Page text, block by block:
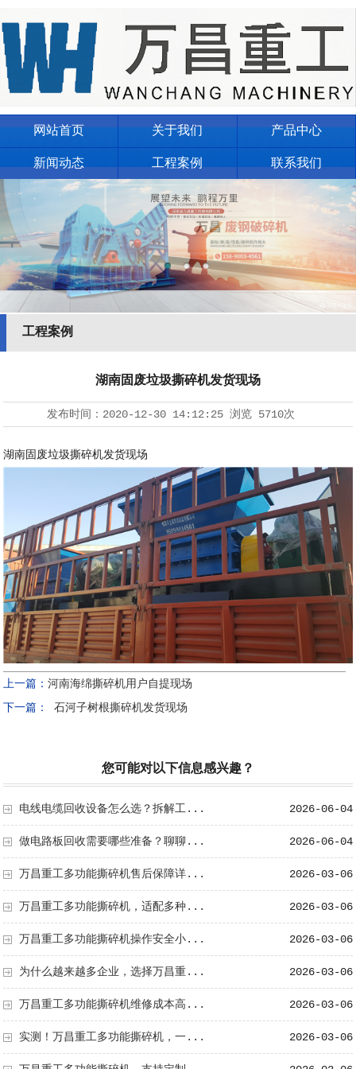
网站首页 关于我们 产品中心
新闻动态 工程案例 联系我们
工程案例
湖南固废垃圾撕碎机发货现场
发布时间： 2020-12-30 14:12:25浏览 5710次
湖南固废垃圾撕碎机发货现场
上一篇：河南海绵撕碎机用户自提现场
下一篇：
石河子树根撕碎机发货现场
您可能对以下信息感兴趣？
2026-06-04
电线电缆回收设备怎么选？拆解工...
2026-06-04
做电路板回收需要哪些准备？聊聊...
2026-03-06
万昌重工多功能撕碎机售后保障详...
2026-03-06
万昌重工多功能撕碎机，适配多种...
2026-03-06
万昌重工多功能撕碎机操作安全小...
2026-03-06
为什么越来越多企业，选择万昌重...
2026-03-06
万昌重工多功能撕碎机维修成本高...
2026-03-06
实测！万昌重工多功能撕碎机，一...